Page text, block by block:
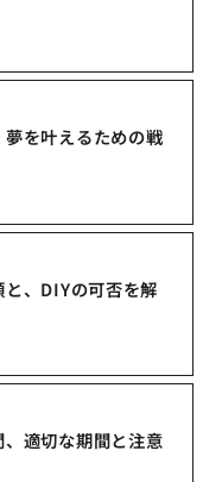
を叶えるための戦
、DIYの可否を解
適切な期間と注意